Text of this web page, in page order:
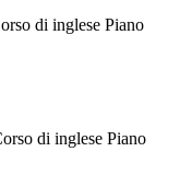
di inglese Piano
di inglese Piano